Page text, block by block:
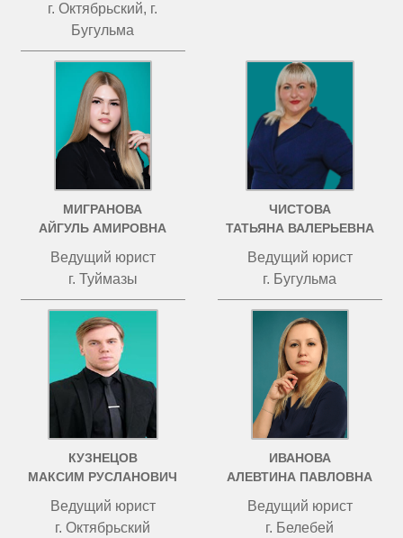
г. Октябрьский, г.
Бугульма
МИГРАНОВА
АЙГУЛЬ АМИРОВНА
Ведущий юрист
г. Туймазы
ЧИСТОВА
ТАТЬЯНА ВАЛЕРЬЕВНА
Ведущий юрист
г. Бугульма
КУЗНЕЦОВ
МАКСИМ РУСЛАНОВИЧ
Ведущий юрист
г. Октябрьский
ИВАНОВА
АЛЕВТИНА ПАВЛОВНА
Ведущий юрист
г. Белебей